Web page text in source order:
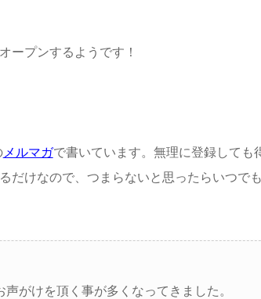
ープンするようです！
メルマガで書いています。無理に登録しても
けなので、つまらないと思ったらいつで
がけを頂く事が多くなってきました。